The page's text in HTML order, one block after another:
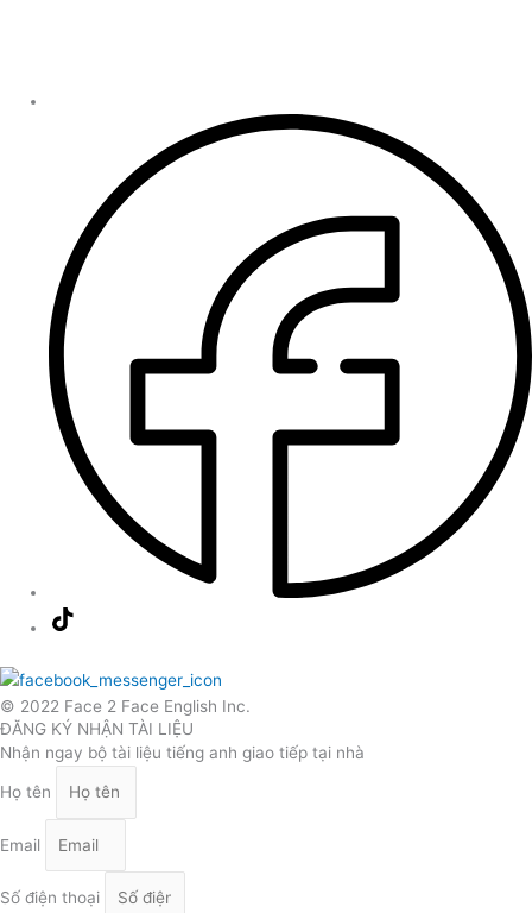
© 2022 Face 2 Face English Inc.
ĐĂNG KÝ NHẬN TÀI LIỆU
Nhận ngay bộ tài liệu tiếng anh giao tiếp tại nhà
Họ tên
Email
Số điện thoại